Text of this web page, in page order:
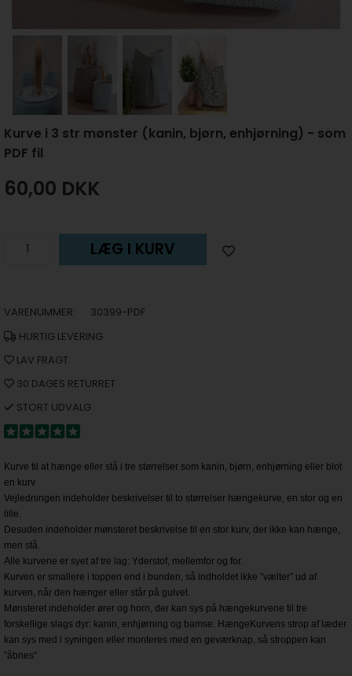
Kurve i 3 str mønster (kanin, bjørn, enhjørning) - som
PDF fil
60,00 DKK
LÆG I KURV
VARENUMMER:
30399-PDF
HURTIG LEVERING
LAV FRAGT
30 DAGES RETURRET
STORT UDVALG
Kurve til at hænge eller stå i tre størrelser som kanin, bjørn, enhjørning eller blot
en kurv
Vejledningen indeholder beskrivelser til to størrelser hængekurve, en stor og en
lille.
Desuden indeholder mønsteret beskrivelse til en stor kurv, der ikke kan hænge,
men stå.
Alle kurvene er syet af tre lag: Yderstof, mellemfor og for.
Kurven er smallere i toppen end i bunden, så indholdet ikke ”vælter” ud af
kurven, når den hænger eller står på gulvet.
Mønsteret indeholder ører og horn, der kan sys på hængekurvene til tre
forskellige slags dyr: kanin, enhjørning og bamse. HængeKurvens strop af læder
kan sys med i syningen eller monteres med en geværknap, så stroppen kan
”åbnes”